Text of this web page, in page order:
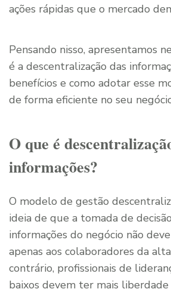
ações rápidas que o mercado
Pensando nisso, apresentamos
é a descentralização das
benefícios e como adotar esse
de forma eficiente no seu
O que é
informações?
O modelo de gestão
ideia de que a tomada de
informações do negócio não
apenas aos colaboradores da
contrário, profissionais de
baixos devem ter mais liberdade